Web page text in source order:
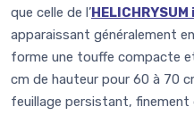
que celle de l’
apparaissant généralement
forme une touffe compacte
cm de hauteur pour 60 à 70
feuillage persistant,